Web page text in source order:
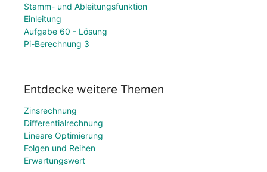
Stamm- und Ableitungsfunktion
Einleitung
Aufgabe 60 - Lösung
Pi-Berechnung 3
Entdecke weitere Themen
Zinsrechnung
Differentialrechnung
Lineare Optimierung
Folgen und Reihen
Erwartungswert